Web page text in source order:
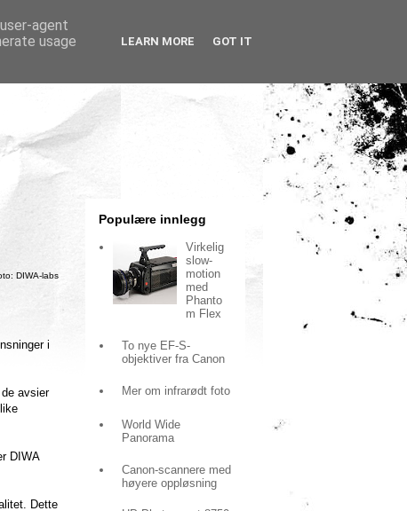
DIWA-labs
i
avsier
DIWA
Dette
Populære innlegg
Virkelig
slow-
motion
med
Phanto
m Flex
To nye EF-S-
objektiver fra Canon
Mer om infrarødt foto
World Wide
Panorama
Canon-scannere med
høyere oppløsning
agent
usage
LEARN MORE GOT IT